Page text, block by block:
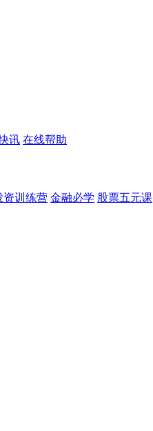
讯 在线帮助
资训练营 金融必学 股票五元课